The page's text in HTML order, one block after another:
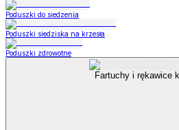
Poduszki do siedzenia
Poduszki siedziska na krzesła
Poduszki zdrowotne
Fartuchy i rękawice